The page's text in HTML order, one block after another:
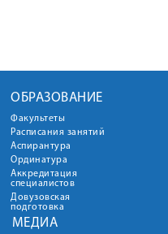
ОБРАЗОВАНИЕ
Факультеты
Расписания занятий
Аспирантура
Ординатура
Аккредитация
специалистов
Довузовская
подготовка
МЕДИА